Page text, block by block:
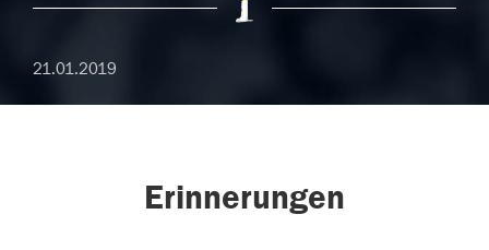
21.01.2019
Erinnerungen